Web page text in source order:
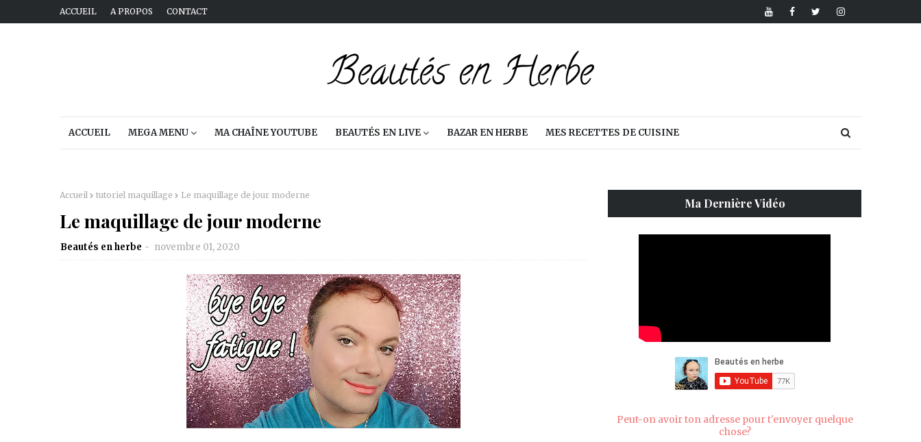
ACCUEIL A PROPOS CONTACT
ACCUEIL MEGA MENU MA CHAÎNE YOUTUBE BEAUTÉS EN LIVE BAZAR EN HERBE MES RECETTES DE CUISINE
Accueil tutoriel maquillage Le maquillage de jour moderne
Le maquillage de jour moderne
Beautés en herbe novembre 01, 2020
Ma Dernière Vidéo
Peut-on avoir ton adresse pour t'envoyer quelque
chose?